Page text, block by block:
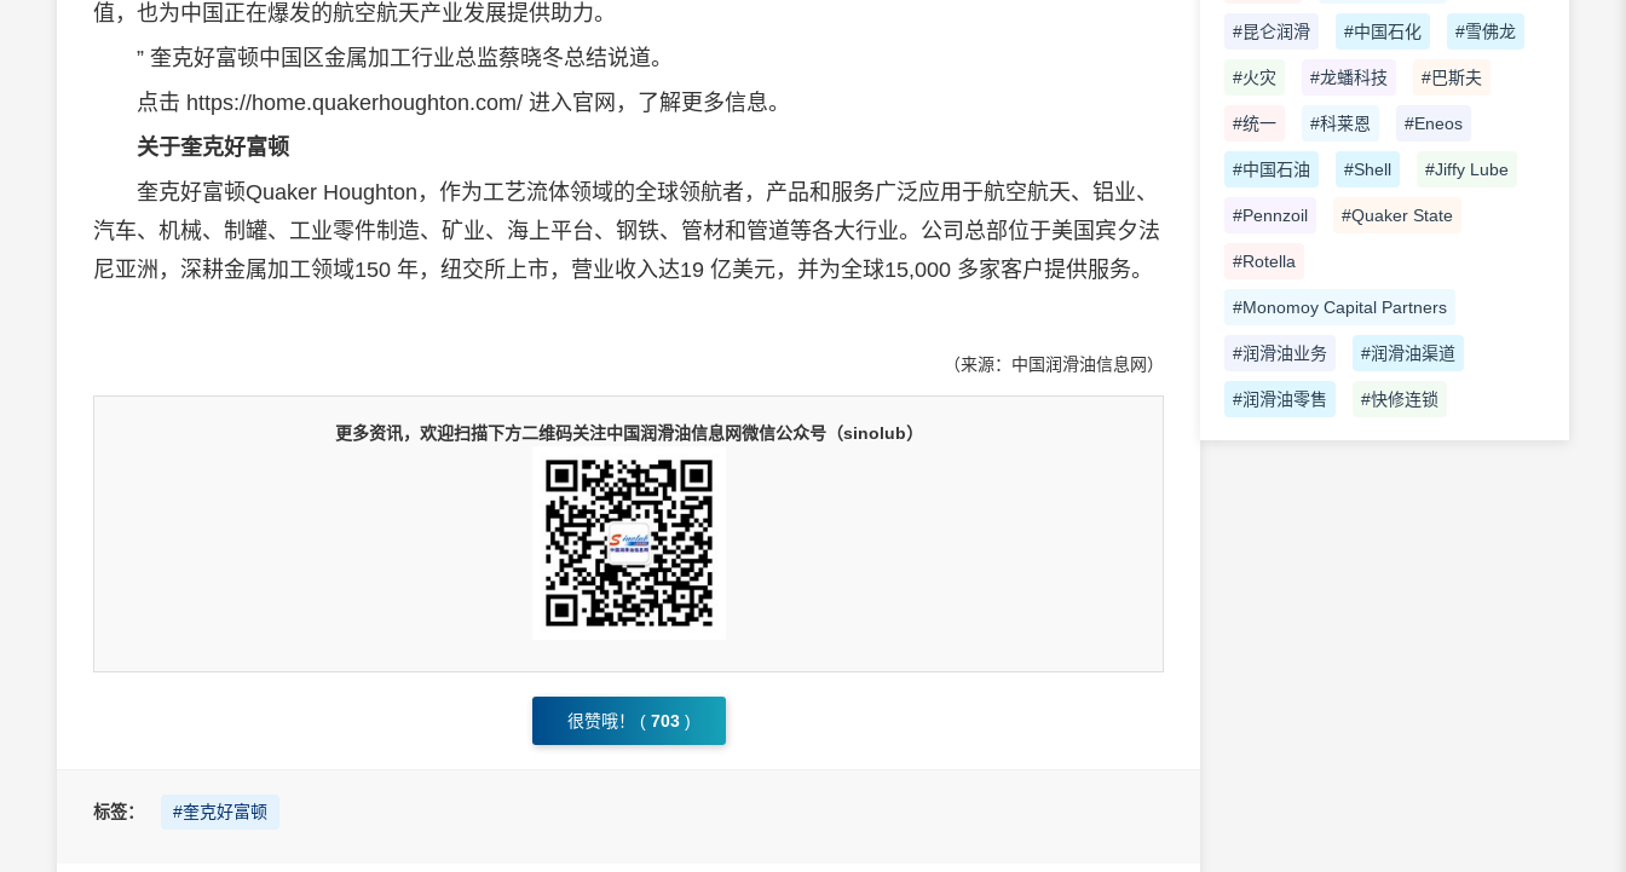
值，也为中国正在爆发的航空航天产业发展提供助力。
” 奎克好富顿中国区金属加工行业总监蔡晓冬总结说道。
点击 https://home.quakerhoughton.com/ 进入官网，了解更多信息。
关于奎克好富顿
奎克好富顿Quaker Houghton，作为工艺流体领域的全球领航者，产品和服务广泛应用于航空航天、铝业、
汽车、机械、制罐、工业零件制造、矿业、海上平台、钢铁、管材和管道等各大行业。公司总部位于美国宾夕法
尼亚洲，深耕金属加工领域150 年，纽交所上市，营业收入达19 亿美元，并为全球15,000 多家客户提供服务。
（来源：中国润滑油信息网）
更多资讯，欢迎扫描下方二维码关注中国润滑油信息网微信公众号（sinolub）
很赞哦！ ( 703 )
标签： #奎克好富顿
#昆仑润滑 #中国石化 #雪佛龙
#火灾 #龙蟠科技 #巴斯夫
#统一 #科莱恩 #Eneos
#中国石油 #Shell #Jiffy Lube
#Pennzoil #Quaker State
#Rotella
#Monomoy Capital Partners
#润滑油业务 #润滑油渠道
#润滑油零售 #快修连锁